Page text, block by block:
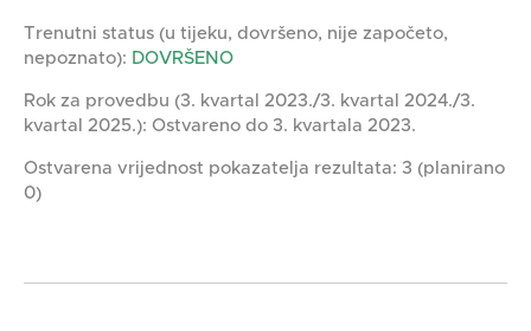
Trenutni status (u tijeku, dovršeno, nije započeto,
nepoznato): DOVRŠENO
Rok za provedbu (3. kvartal 2023./3. kvartal 2024./3.
kvartal 2025.): Ostvareno do 3. kvartala 2023.
Ostvarena vrijednost pokazatelja rezultata: 3 (planirano
0)